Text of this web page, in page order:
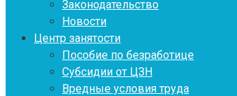
Законодательство
Новости
Центр занятости
Пособие по безработице
Субсидии от ЦЗН
Вредные условия труда